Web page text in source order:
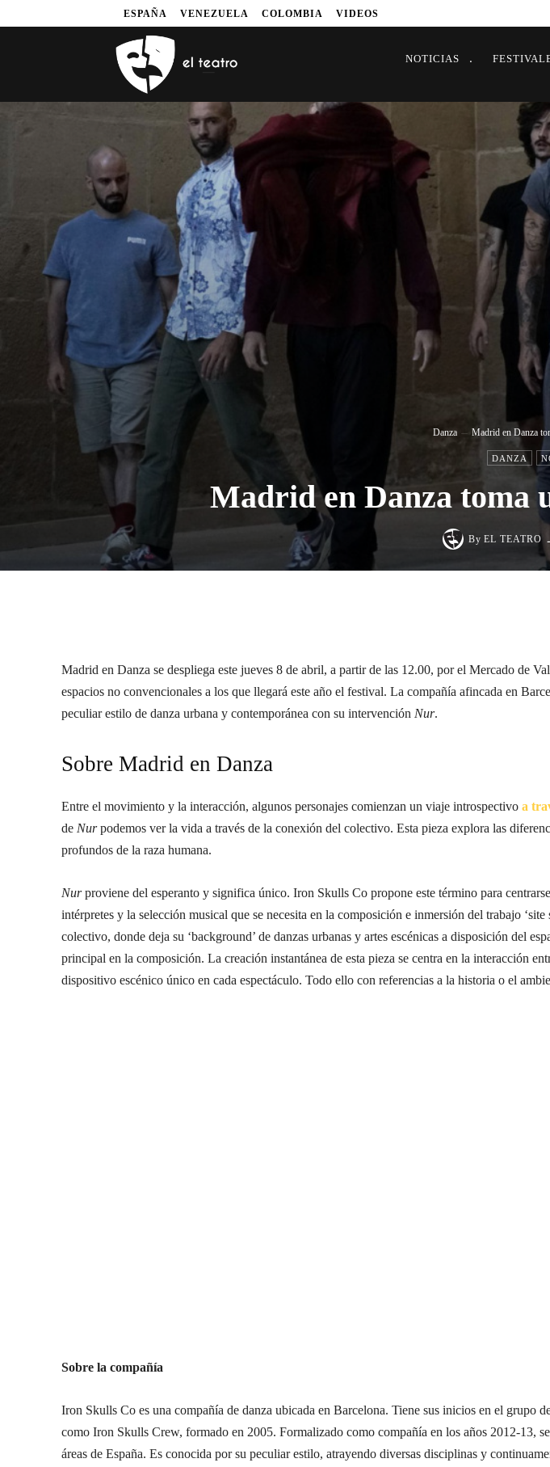
ESPAÑA VENEZUELA COLOMBIA VIDEOS
NOTICIAS
Danza Madrid en Danza
DANZA
Madrid en Danza toma
By EL TEATRO -
Madrid en Danza se despliega este jueves 8 de abril, a partir de las 12.00, por el Mercado de
espacios no convencionales a los que llegará este año el festival. La compañía afincada en
peculiar estilo de danza urbana y contemporánea con su intervención Nur.
Sobre Madrid en Danza
Entre el movimiento y la interacción, algunos personajes comienzan un viaje introspectivo a
de Nurpodemos ver la vida a través de la conexión del colectivo. Esta pieza explora las
profundos de la raza humana.
Nurproviene del esperanto y significa único. Iron Skulls Co propone este término para
intérpretes y la selección musical que se necesita en la composición e inmersión del trabajo
colectivo, donde deja su ‘background’ de danzas urbanas y artes escénicas a disposición del
principal en la composición. La creación instantánea de esta pieza se centra en la interacción
dispositivo escénico único en cada espectáculo. Todo ello con referencias a la historia o el
Sobre la compañía
Iron Skulls Co es una compañía de danza ubicada en Barcelona. Tiene sus inicios en el grupo
como Iron Skulls Crew, formado en 2005. Formalizado como compañía en los años 2012-13,
áreas de España. Es conocida por su peculiar estilo, atrayendo diversas disciplinas y